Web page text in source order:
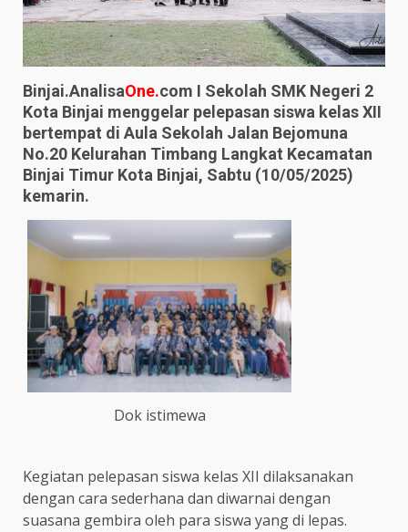
Binjai.AnalisaOne.com I Sekolah SMK Negeri 2
Kota Binjai menggelar pelepasan siswa kelas XII
bertempat di Aula Sekolah Jalan Bejomuna
No.20 Kelurahan Timbang Langkat Kecamatan
Binjai Timur Kota Binjai, Sabtu (10/05/2025)
kemarin.
Dok istimewa
Kegiatan pelepasan siswa kelas XII dilaksanakan
dengan cara sederhana dan diwarnai dengan
suasana gembira oleh para siswa yang di lepas.